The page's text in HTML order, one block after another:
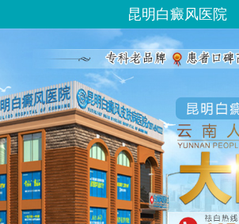
昆明白癜风医院